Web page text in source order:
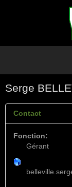
Serge
Contact
Fonction:
Gérant